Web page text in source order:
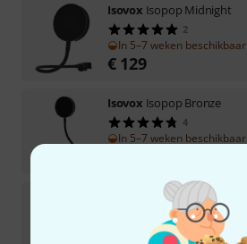
Isovox Isopop Midnight
2
In 5–7 weken beschikbaar
€ 129
Isovox Isopop Bronze
4
In 5–7 weken beschikbaar
Isomic
2
In 1–2 weken beschikbaar